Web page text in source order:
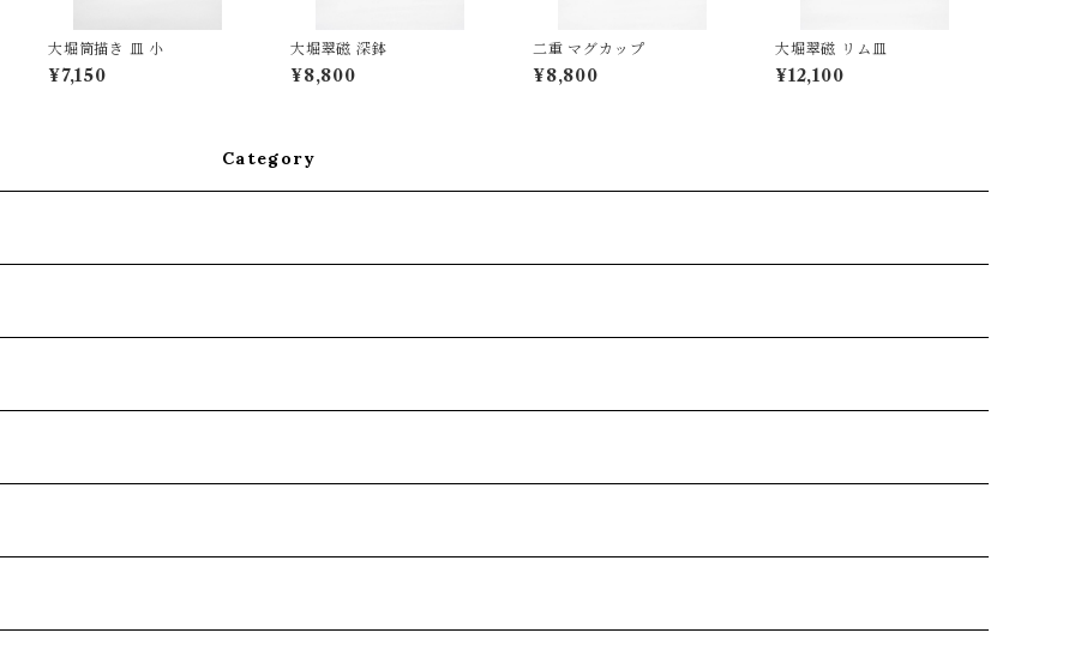
大堀筒描き 皿 小
¥7,150
大堀翠磁 深鉢
¥8,800
二重 マグカップ
¥8,800
大堀翠磁 リム皿
¥12,100
Category